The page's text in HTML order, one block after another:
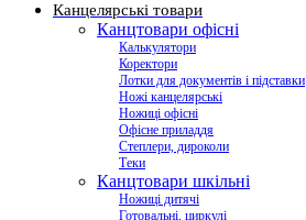
Канцелярські товари
Канцтовари офісні
Калькулятори
Коректори
Лотки для документів і підставки
Ножі канцелярські
Ножиці офісні
Офісне приладдя
Степлери, дироколи
Теки
Канцтовари шкільні
Ножиці дитячі
Готовальні, циркулі